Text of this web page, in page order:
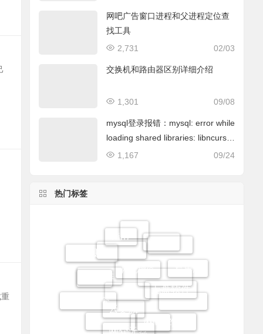
网吧广告窗口进程和父进程定位查
找工具
02/03
2,731
交换机和路由器区别详细介绍
09/08
1,301
mysql登录报错：mysql: error while
loading shared libraries: libncurse
s.so.5: cannot open shared object
09/24
1,167
热门标签
网吧系统
网吧
高恪流控
网吧软件
高恪路由
Win11
马蹄更新
win7 过滤王
易乐游
Win10
网吧无盘
无盘系统
网吧路由
网吧增值
无盘软件
网吧维护
网众无盘
云更新